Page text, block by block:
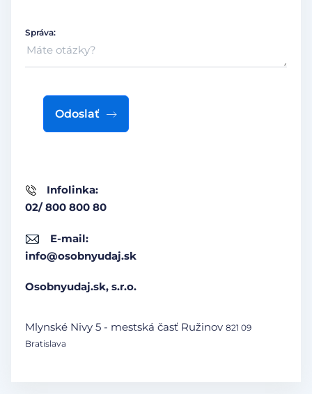
Infolinka:
02/ 800 800 80
E-mail:
info@osobnyudaj.sk
Osobnyudaj.sk, s.r.o.
Mlynské Nivy 5 - mestská časť Ružinov 821 09
Bratislava
Správa:
Odoslať